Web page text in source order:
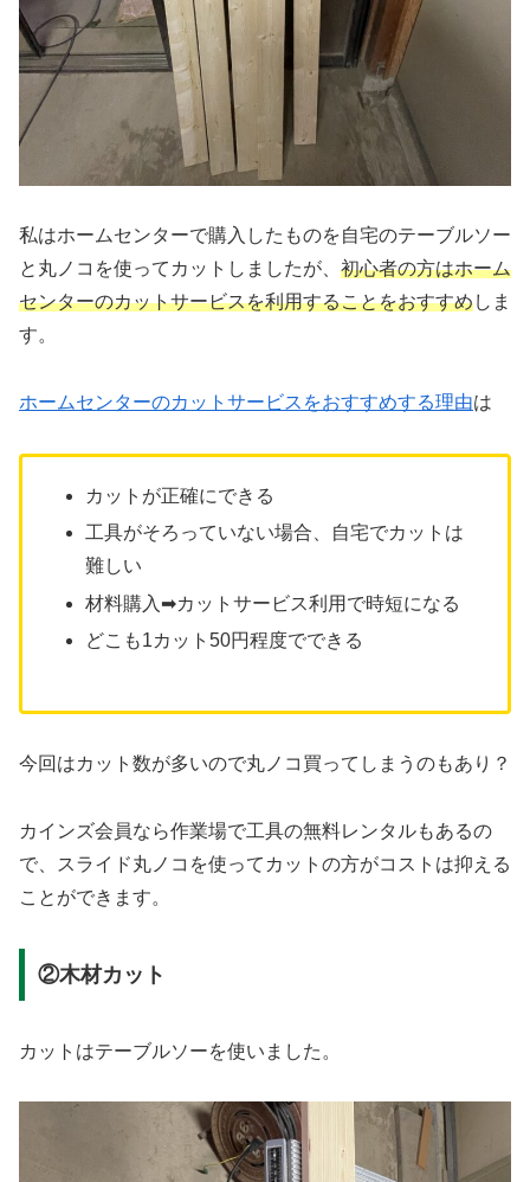
私はホームセンターで購入したものを自宅のテーブルソー
と丸ノコを使ってカットしましたが、 初心者の方はホーム
センターのカットサービスを利用することをおすすめしま
す。
ホームセンターのカットサービスをおすすめする理由は
カットが正確にできる
工具がそろっていない場合、自宅でカットは
難しい
材料購入➡カットサービス利用で時短になる
どこも1カット50円程度でできる
今回はカット数が多いので丸ノコ買ってしまうのもあり？
カインズ会員なら作業場で工具の無料レンタルもあるの
で、スライド丸ノコを使ってカットの方がコストは抑える
ことができます。
②木材カット
カットはテーブルソーを使いました。